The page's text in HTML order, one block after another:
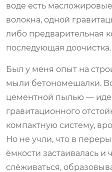
воде есть
волокна, одной
либо предварительная
последующая доочистка.
Был у меня опыт на
мыли бетономешалки.
цементной пылью —
гравитационного
компактную систему,
Но не учли, что в
ёмкости застаивалась и
слёживаться,